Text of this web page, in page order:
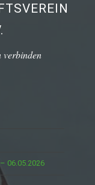
verbinden
06.05.2026